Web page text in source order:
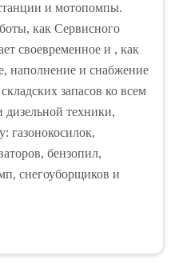
и мотопомпы.
как Сервисного
своевременное и , как
наполнение и снабжение
запасов ко всем
техники,
газонокосилок,
бензопил,
снегоуборщиков и